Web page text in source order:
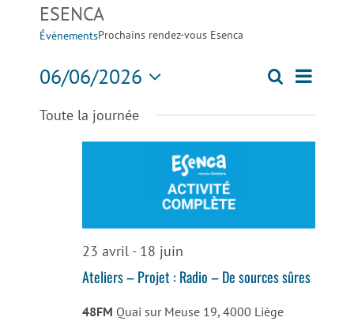
ESENCA
ÉvènementsProchains rendez-vous Esenca
Recherche
vues
Recherche
vues
Jour
06/06/2026
une
Toute la journée
23 avril- 18 juin
Ateliers – Projet : Radio – De sources sûres
48FM Quai sur Meuse 19, 4000 Liège